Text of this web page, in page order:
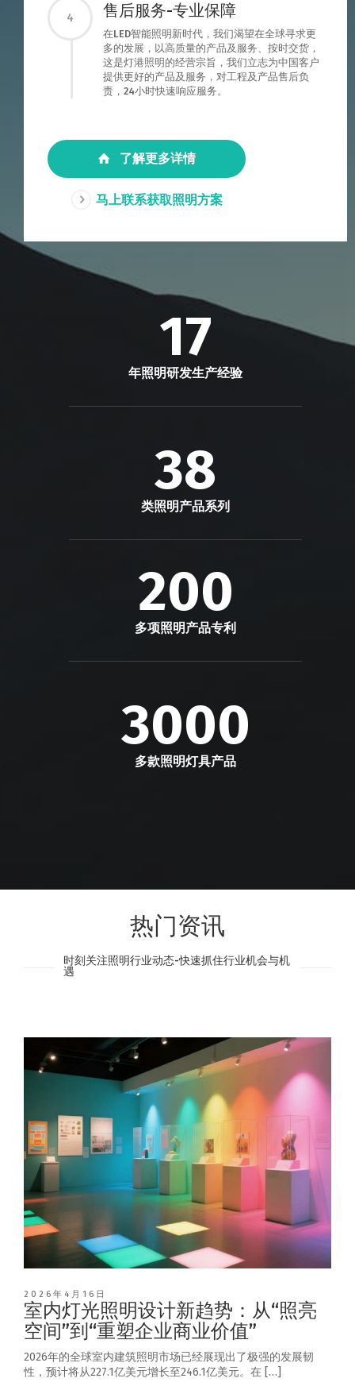
4 售后服务-专业保障
在LED智能照明新时代，我们渴望在全球寻求更
多的发展，以高质量的产品及服务、按时交货，
这是灯港照明的经营宗旨，我们立志为中国客户
提供更好的产品及服务，对工程及产品售后负
责，24小时快速响应服务。
了解更多详情
马上联系获取照明方案
17
年照明研发生产经验
38
类照明产品系列
200
多项照明产品专利
3000
多款照明灯具产品
热门资讯
时刻关注照明行业动态-快速抓住行业机会与机
遇
2026年4月16日
室内灯光照明设计新趋势：从“照亮
空间”到“重塑企业商业价值”
2026年的全球室内建筑照明市场已经展现出了极强的发展韧
性，预计将从227.1亿美元增长至246.1亿美元。在 […]